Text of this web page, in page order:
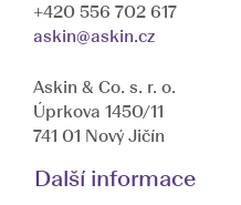
+420 556 702 617
askin@askin.cz
Askin & Co. s. r. o.
Úprkova 1450/11
741 01 Nový Jičín
Další informace